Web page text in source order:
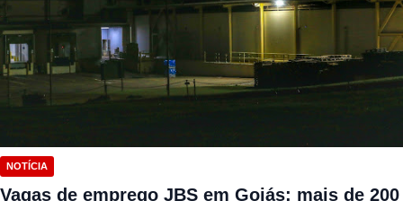
NOTÍCIA
Vagas de emprego JBS em Goiás: mais de 200